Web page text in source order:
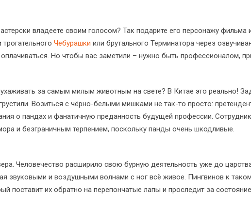
владеете своим голосом? Так подарите его персонажу фильма
Чебурашки или брутального Терминатора через
Но чтобы вас заметили – нужно быть профессионалом,
за самым милым животным на свете? В Китае это реально!
Возиться с чёрно-белыми мишками не так-то просто:
о пандах и фанатичную преданность будущей профессии.
и безграничным терпением, поскольку панды очень шкодливые.
Человечество расширило свою бурную деятельность уже до
звуковыми и воздушными волнами с ног всё живое. Пингвинов к
поставит их обратно на перепончатые лапы и проследит за